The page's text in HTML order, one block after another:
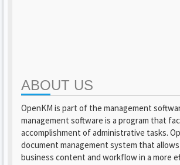
ABOUT US
OpenKM is part of the management
management software is a program that
accomplishment of administrative tasks.
document management system that
business content and workflow in a more